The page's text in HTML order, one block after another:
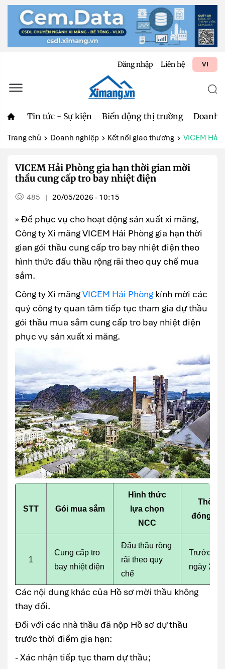
Đăng nhập Liên hệ VI
Tin tức - Sự kiện Biến động thị trường Doanh
Trang chủ Doanh nghiệp Kết nối giao thương VICEM Hải
VICEM Hải Phòng gia hạn thời gian mời
thầu cung cấp tro bay nhiệt điện
485 | 20/05/2026 - 10:15
» Để phục vụ cho hoạt động sản xuất xi măng,
Công ty Xi măng VICEM Hải Phòng gia hạn thời
gian gói thầu cung cấp tro bay nhiệt điện theo
hình thức đấu thầu rộng rãi theo quy chế mua
sắm.
Công ty Xi măngVICEM Hải Phòng kính mời các
quý công ty quan tâm tiếp tục tham gia dự thầu
gói thầu mua sắm cung cấp tro bay nhiệt điện
phục vụ sản xuất xi măng.
STT Gói mua sắm
Hình thức
lựa chọn
NCC
Thời
đóng
1
Cung cấp tro
bay nhiệt điện
Đấu thầu rộng
rãi theo quy
chế
Trước
ngày 20/
Các nội dung khác của Hồ sơ mời thầu không
thay đổi.
Đối với các nhà thầu đã nộp Hồ sơ dự thầu
trước thời điểm gia hạn:
- Xác nhận tiếp tục tham dự thầu;